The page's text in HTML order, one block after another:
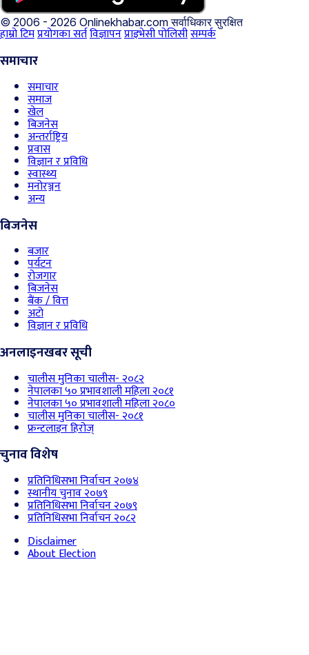
© 2006 - 2026 Onlinekhabar.comसर्वाधिकार सुरक्षित
हाम्रो टिमप्रयोगका सर्तविज्ञापनप्राइभेसी पोलिसीसम्पर्क
समाचार
समाचार
समाज
खेल
बिजनेस
अन्तर्राष्ट्रिय
प्रवास
विज्ञान र प्रविधि
स्वास्थ्य
मनोरञ्जन
अन्य
बिजनेस
बजार
पर्यटन
रोजगार
बिजनेस
बैंक / वित्त
अटो
विज्ञान र प्रविधि
अनलाइनखबर सूची
चालीस मुनिका चालीस- २०८२
नेपालका ५० प्रभावशाली महिला २०८१
नेपालका ५० प्रभावशाली महिला २०८०
चालीस मुनिका चालीस- २०८१
फ्रन्टलाइन हिरोज्
चुनाव विशेष
प्रतिनिधिसभा निर्वाचन २०७४
स्थानीय चुनाव २०७९
प्रतिनिधिसभा निर्वाचन २०७९
प्रतिनिधिसभा निर्वाचन २०८२
Disclaimer
About Election